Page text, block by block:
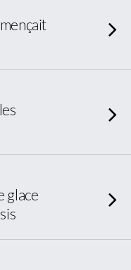
glace